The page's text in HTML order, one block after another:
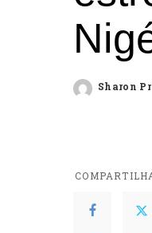
Posted
Sharon